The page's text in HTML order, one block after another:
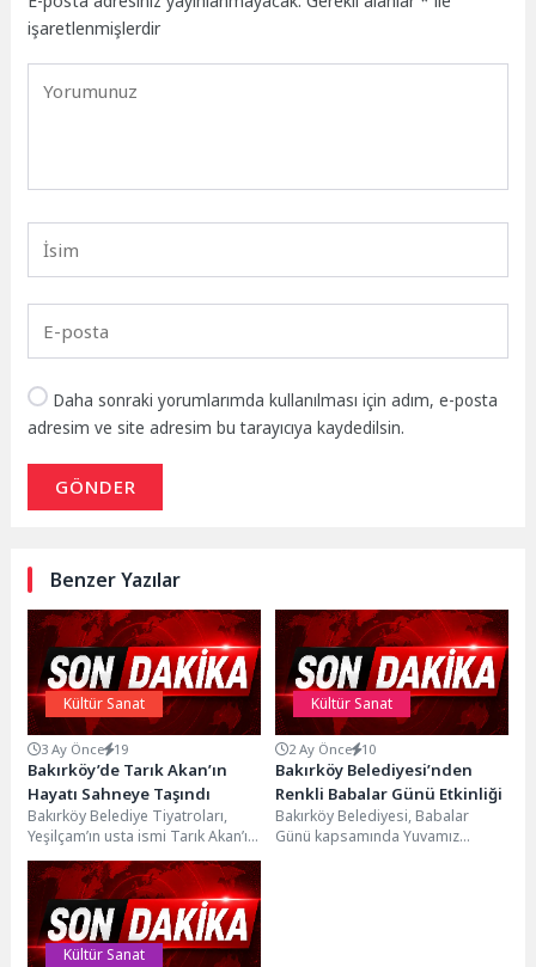
işaretlenmişlerdir
Daha sonraki yorumlarımda kullanılması için adım, e-posta
adresim ve site adresim bu tarayıcıya kaydedilsin.
GÖNDER
Benzer Yazılar
Kültür Sanat
3 Ay Önce 19
Bakırköy’de Tarık Akan’ın
Hayatı Sahneye Taşındı
Bakırköy Belediye Tiyatroları,
Yeşilçam’ın usta ismi Tarık Akan’ın
hayatını konu alan unutulmaz
eseri “Anne Kafamda...
Kültür Sanat
2 Ay Önce 10
Bakırköy Belediyesi’nden
Renkli Babalar Günü Etkinliği
Bakırköy Belediyesi, Babalar
Günü kapsamında Yuvamız
Kültür Sanat